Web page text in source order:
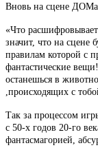
Вновь на сцене ДОМа
«Что
значит, что на сцене
правилам которой с
фантастические
останешься в
,происходящих с
Так за процессом
с 50-х годов 20-го
фантасмагорией,